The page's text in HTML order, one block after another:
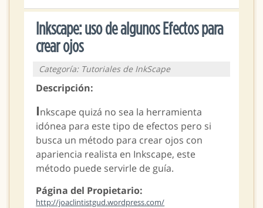
Inkscape: uso de algunos Efectos para
crear ojos
Categoría: Tutoriales de InkScape
Descripción:
Inkscape quizá no sea la herramienta
idónea para este tipo de efectos pero si
busca un método para crear ojos con
apariencia realista en Inkscape, este
método puede servirle de guía.
Página del Propietario:
http://joaclintistgud.wordpress.com/